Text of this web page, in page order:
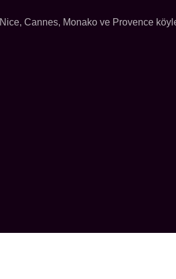
Nice, Cannes, Monako ve Provence